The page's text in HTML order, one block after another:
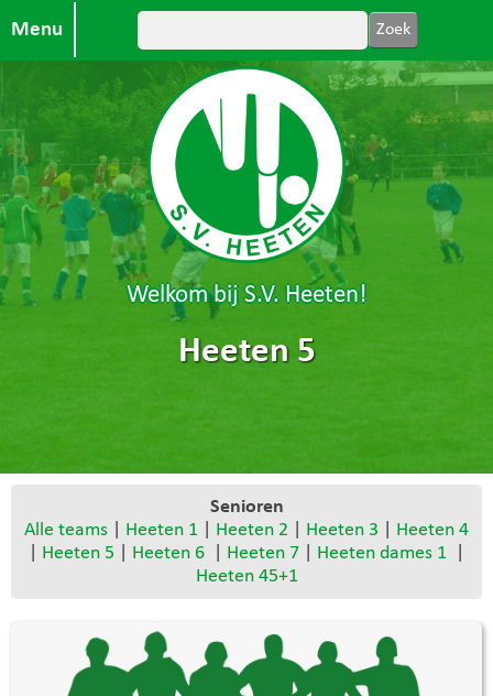
Menu
Welkom bij S.V. Heeten!
Heeten 5
Senioren
Alle teams
Heeten 1 Heeten 2 Heeten 3
Heeten 4
Heeten 5 Heeten 6 Heeten 7 Heeten dames 1
Heeten 45+1